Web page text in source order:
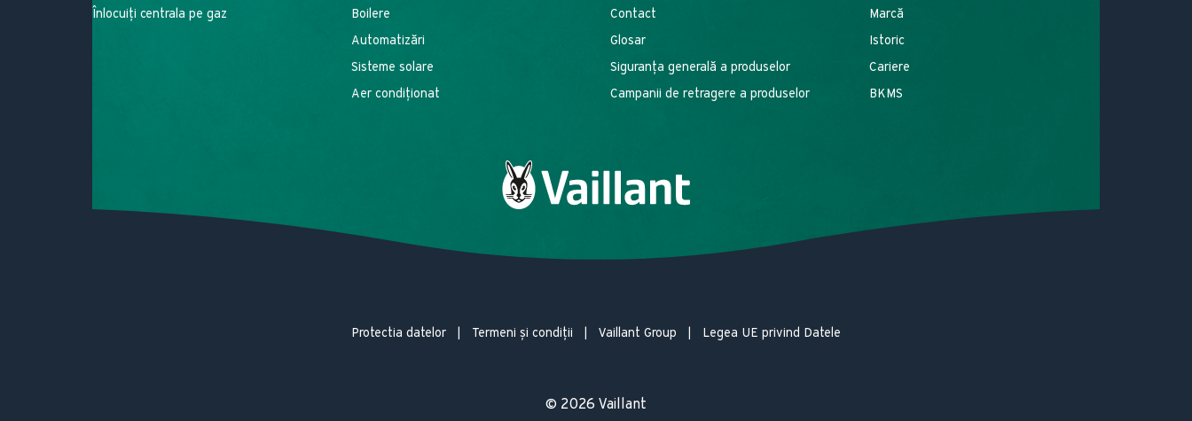
Înlocuiți centrala pe gaz
Boilere
Automatizări
Sisteme solare
Aer condiționat
Contact
Glosar
Siguranța generală a produselor
Campanii de retragere a produselor
Marcă
Istoric
Cariere
BKMS
Protectia datelor Termeni și condiții Vaillant Group Legea UE privind Datele
© 2026 Vaillant